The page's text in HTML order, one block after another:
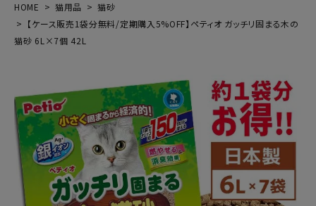
猫用品
ブランド別に探す
目的別に探す
SNS
ご利用案内
HOME 猫用品
猫砂
【ケース販売1袋分無料/定期購入5%OFF】ペティオ ガッチリ固まる木の
猫砂 6L×7個 42L